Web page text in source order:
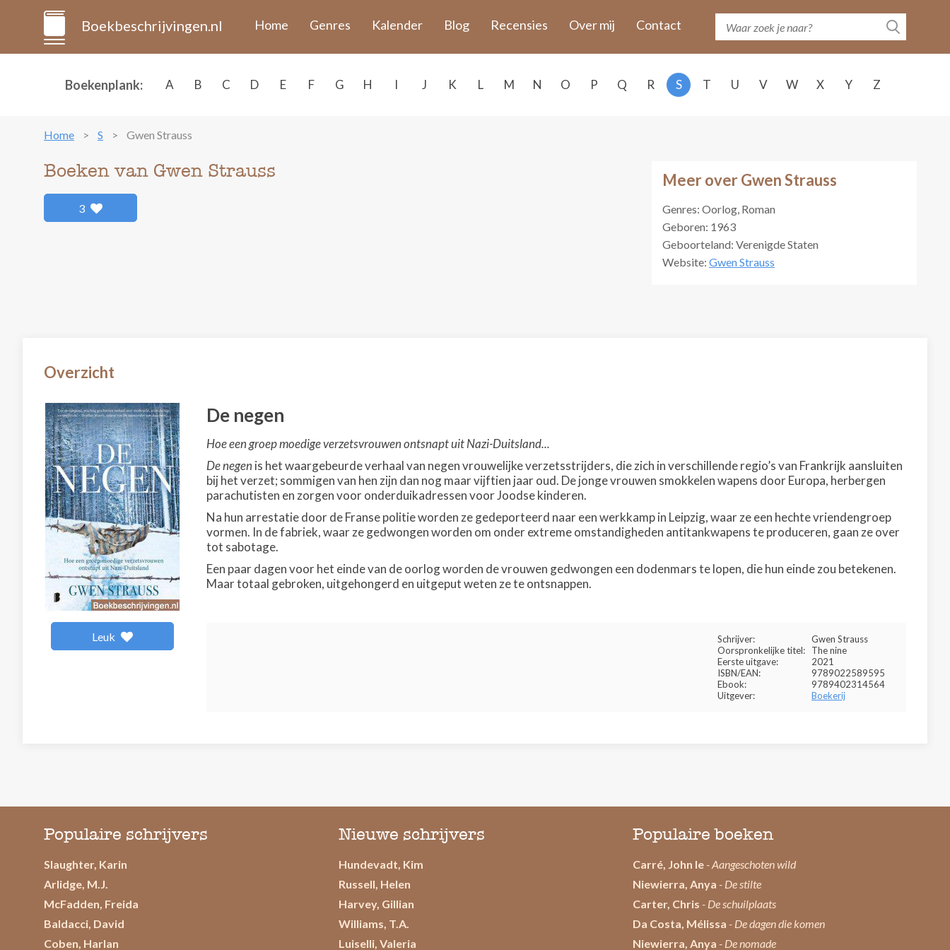
Boekbeschrijvingen.nl Home Genres Kalender Blog Recensies Over mij Contact
Boekenplank: A B C D E F G H I J K L M N O P Q R S T U V W X Y Z
Home S Gwen Strauss
Meer over Gwen Strauss
Genres: Oorlog, Roman
Geboren: 1963
Geboorteland: Verenigde Staten
Website: Gwen Strauss
Boeken van Gwen Strauss
3
Overzicht
Leuk
De negen
Hoe een groep moedige verzetsvrouwen ontsnapt uit Nazi-Duitsland...
De negen is het waargebeurde verhaal van negen vrouwelijke verzetsstrijders, die zich in verschillende regio’s van Frankrijk aansluiten
bij het verzet; sommigen van hen zijn dan nog maar vijftien jaar oud. De jonge vrouwen smokkelen wapens door Europa, herbergen
parachutisten en zorgen voor onderduikadressen voor Joodse kinderen.
Na hun arrestatie door de Franse politie worden ze gedeporteerd naar een werkkamp in Leipzig, waar ze een hechte vriendengroep
vormen. In de fabriek, waar ze gedwongen worden om onder extreme omstandigheden antitankwapens te produceren, gaan ze over
tot sabotage.
Een paar dagen voor het einde van de oorlog worden de vrouwen gedwongen een dodenmars te lopen, die hun einde zou betekenen.
Maar totaal gebroken, uitgehongerd en uitgeput weten ze te ontsnappen.
Schrijver:
Gwen Strauss
Oorspronkelijke titel:
The nine
Eerste uitgave:
2021
ISBN/EAN:
9789022589595
Ebook:
9789402314564
Uitgever:
Boekerij
Populaire schrijvers
Slaughter, Karin
Arlidge, M.J.
McFadden, Freida
Baldacci, David
Coben, Harlan
Nieuwe schrijvers
Hundevadt, Kim
Russell, Helen
Harvey, Gillian
Williams, T.A.
Luiselli, Valeria
Populaire boeken
Carré, John le - Aangeschoten wild
Niewierra, Anya - De stilte
Carter, Chris - De schuilplaats
Da Costa, Mélissa - De dagen die komen
Niewierra, Anya - De nomade